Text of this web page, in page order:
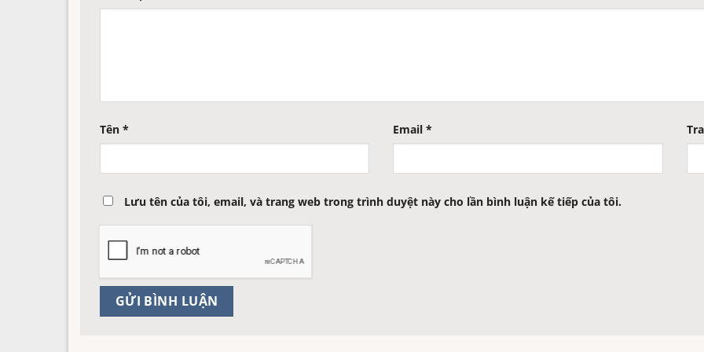
Tên * Email*
Lưu tên của tôi, email, và trang web trong trình duyệt này cho lần bình luận kế tiếp của tôi.